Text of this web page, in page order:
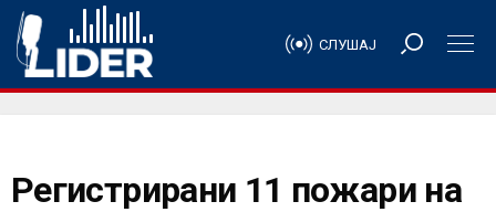
СЛУШАЈ
Регистрирани 11 пожари на